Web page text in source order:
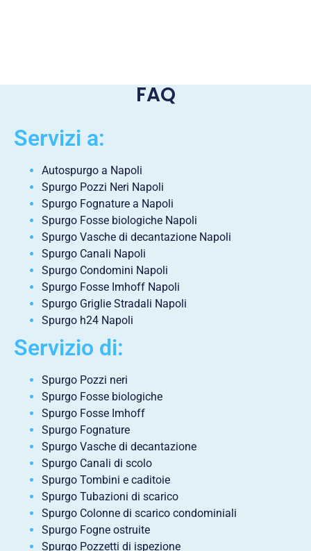
FAQ
Servizi a:
Autospurgo a Napoli
Spurgo Pozzi Neri Napoli
Spurgo Fognature a Napoli
Spurgo Fosse biologiche Napoli
Spurgo Vasche di decantazione Napoli
Spurgo Canali Napoli
Spurgo Condomini Napoli
Spurgo Fosse Imhoff Napoli
Spurgo Griglie Stradali Napoli
Spurgo h24 Napoli
Servizio di:
Spurgo Pozzi neri
Spurgo Fosse biologiche
Spurgo Fosse Imhoff
Spurgo Fognature
Spurgo Vasche di decantazione
Spurgo Canali di scolo
Spurgo Tombini e caditoie
Spurgo Tubazioni di scarico
Spurgo Colonne di scarico condominiali
Spurgo Fogne ostruite
Spurgo Pozzetti di ispezione